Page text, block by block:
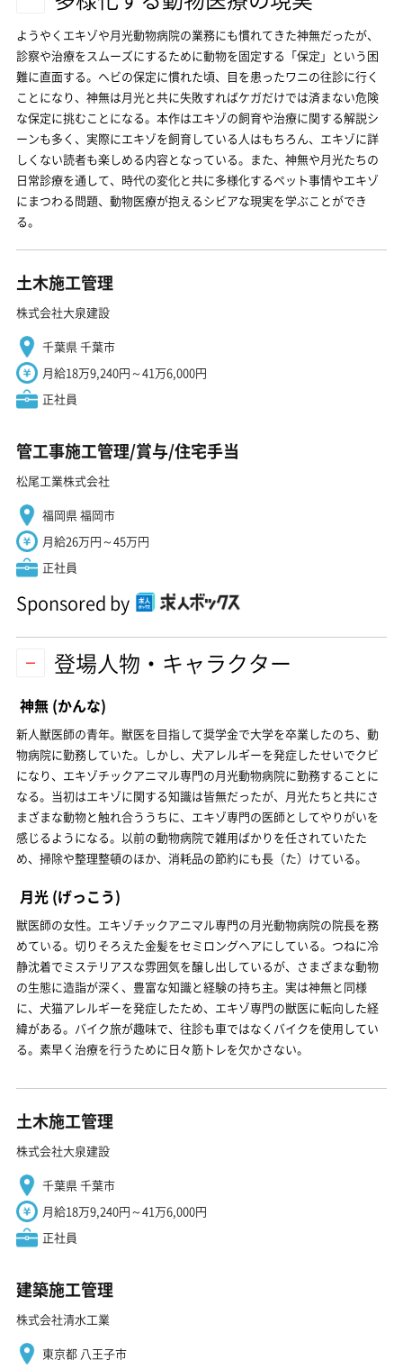
ようやくエキゾや月光動物病院の業務にも慣れてきた神無だったが、
診察や治療をスムーズにするために動物を固定する「保定」という困
難に直面する。ヘビの保定に慣れた頃、目を患ったワニの往診に行く
ことになり、神無は月光と共に失敗すればケガだけでは済まない危険
な保定に挑むことになる。本作はエキゾの飼育や治療に関する解説シ
ーンも多く、実際にエキゾを飼育している人はもちろん、エキゾに詳
しくない読者も楽しめる内容となっている。また、神無や月光たちの
日常診療を通して、時代の変化と共に多様化するペット事情やエキゾ
にまつわる問題、動物医療が抱えるシビアな現実を学ぶことができ
る。
土木施工管理
株式会社大泉建設
千葉県 千葉市
月給18万9,240円～41万6,000円
正社員
管工事施工管理/賞与/住宅手当
松尾工業株式会社
福岡県 福岡市
月給26万円～45万円
正社員
Sponsored by
登場人物・キャラクター
神無 (かんな)
新人獣医師の青年。獣医を目指して奨学金で大学を卒業したのち、動
物病院に勤務していた。しかし、犬アレルギーを発症したせいでクビ
になり、エキゾチックアニマル専門の月光動物病院に勤務することに
なる。当初はエキゾに関する知識は皆無だったが、月光たちと共にさ
まざまな動物と触れ合ううちに、エキゾ専門の医師としてやりがいを
感じるようになる。以前の動物病院で雑用ばかりを任されていたた
め、掃除や整理整頓のほか、消耗品の節約にも長（た）けている。
月光 (げっこう)
獣医師の女性。エキゾチックアニマル専門の月光動物病院の院長を務
めている。切りそろえた金髪をセミロングヘアにしている。つねに冷
静沈着でミステリアスな雰囲気を醸し出しているが、さまざまな動物
の生態に造詣が深く、豊富な知識と経験の持ち主。実は神無と同様
に、犬猫アレルギーを発症したため、エキゾ専門の獣医に転向した経
緯がある。バイク旅が趣味で、往診も車ではなくバイクを使用してい
る。素早く治療を行うために日々筋トレを欠かさない。
土木施工管理
株式会社大泉建設
千葉県 千葉市
月給18万9,240円～41万6,000円
正社員
建築施工管理
株式会社清水工業
東京都 八王子市